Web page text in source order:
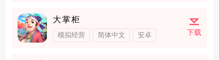
大掌柜
模拟经营 简体中文 安卓 下载